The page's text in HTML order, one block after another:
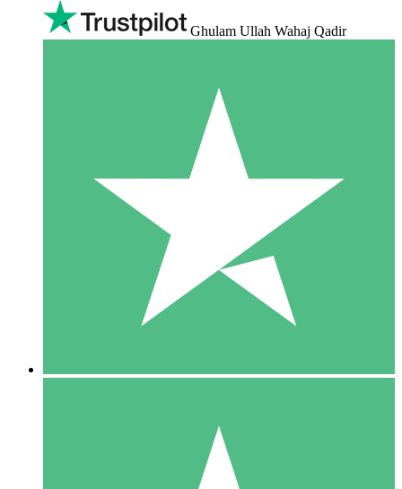
Ghulam Ullah Wahaj Qadir